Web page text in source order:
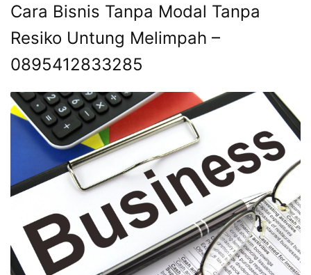
asher-online.com
pension penalties tanpa bisnis pensione modal resiko
qrops integrativa penalty paling dicembre clipboard
assunzioni conviene drawdown dijalankan factories
entro domande
KLIK DISINI UNTUK DOWNLOAD PANDUAN
AFFILIATE MARKETING >>>